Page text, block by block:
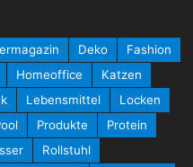
Deko
Fashion
Homeoffice
Katzen
Lebensmittel
Locken
Produkte
Protein
Rollstuhl